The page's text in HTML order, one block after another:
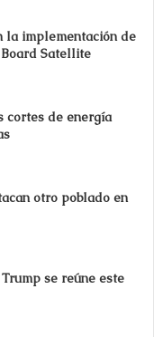
la implementación de
Satellite
cortes de energía
otro poblado en
se reúne este